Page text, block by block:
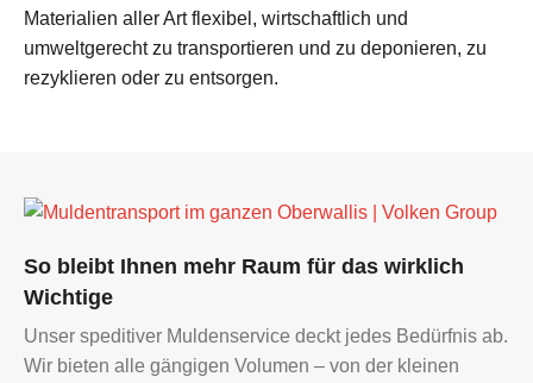
Materialien aller Art flexibel, wirtschaftlich und
umweltgerecht zu transportieren und zu deponieren, zu
rezyklieren oder zu entsorgen.
Muldentransport
im
Oberwallis
So bleibt Ihnen mehr Raum für das wirklich
Wichtige
Unser speditiver Muldenservice deckt jedes Bedürfnis ab.
Wir bieten alle gängigen Volumen – von der kleinen